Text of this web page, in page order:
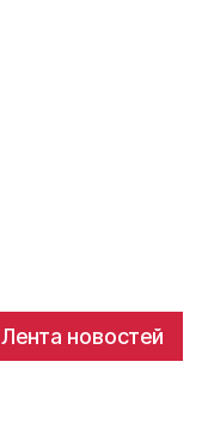
Лента новостей